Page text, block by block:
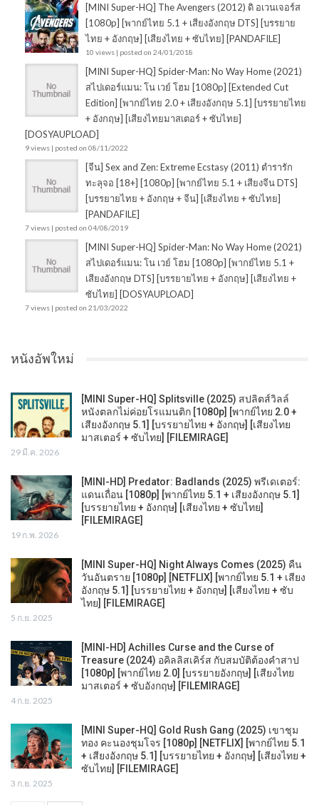
[MINI Super-HQ] The Avengers (2012) ดิ อเวนเจอร์ส
[1080p] [พากย์ไทย 5.1 + เสียงอังกฤษ DTS] [บรรยาย
ไทย + อังกฤษ] [เสียงไทย + ซับไทย] [PANDAFILE]
10 views | posted on 24/01/2018
[MINI Super-HQ] Spider-Man: No Way Home (2021)
สไปเดอร์แมน: โน เวย์ โฮม [1080p] [Extended Cut
Edition] [พากย์ไทย 2.0 + เสียงอังกฤษ 5.1] [บรรยายไทย
+ อังกฤษ] [เสียงไทยมาสเตอร์ + ซับไทย]
[DOSYAUPLOAD]
9 views | posted on 08/11/2022
[จีน] Sex and Zen: Extreme Ecstasy (2011) ตำรารัก
ทะลุจอ [18+] [1080p] [พากย์ไทย 5.1 + เสียงจีน DTS]
[บรรยายไทย + อังกฤษ + จีน] [เสียงไทย + ซับไทย]
[PANDAFILE]
7 views | posted on 04/08/2019
[MINI Super-HQ] Spider-Man: No Way Home (2021)
สไปเดอร์แมน: โน เวย์ โฮม [1080p] [พากย์ไทย 5.1 +
เสียงอังกฤษ DTS] [บรรยายไทย + อังกฤษ] [เสียงไทย +
ซับไทย] [DOSYAUPLOAD]
7 views | posted on 21/03/2022
หนังอัพใหม่
[MINI Super-HQ] Splitsville (2025) สปลิตส์วิลล์
หนังตลกไม่ค่อยโรแมนติก [1080p] [พากย์ไทย 2.0 +
เสียงอังกฤษ 5.1] [บรรยายไทย + อังกฤษ] [เสียงไทย
มาสเตอร์ + ซับไทย] [FILEMIRAGE]
29 มี.ค. 2026
[MINI-HD] Predator: Badlands (2025) พรีเดเตอร์:
แดนเถื่อน [1080p] [พากย์ไทย 5.1 + เสียงอังกฤษ 5.1]
[บรรยายไทย + อังกฤษ] [เสียงไทย + ซับไทย]
[FILEMIRAGE]
19 ก.พ. 2026
[MINI Super-HQ] Night Always Comes (2025) คืน
วันอันตราย [1080p] [NETFLIX] [พากย์ไทย 5.1 + เสียง
อังกฤษ 5.1] [บรรยายไทย + อังกฤษ] [เสียงไทย + ซับ
ไทย] [FILEMIRAGE]
5 ก.ย. 2025
[MINI-HD] Achilles Curse and the Curse of
Treasure (2024) อคิลลิสเคิร์ส กับสมบัติต้องคำสาป
[1080p] [พากย์ไทย 2.0] [บรรยายอังกฤษ] [เสียงไทย
มาสเตอร์ + ซับอังกฤษ] [FILEMIRAGE]
4 ก.ย. 2025
[MINI Super-HQ] Gold Rush Gang (2025) เขาชุม
ทอง คะนองชุมโจร [1080p] [NETFLIX] [พากย์ไทย 5.1
+ เสียงอังกฤษ 5.1] [บรรยายไทย + อังกฤษ] [เสียงไทย +
ซับไทย] [FILEMIRAGE]
3 ก.ย. 2025